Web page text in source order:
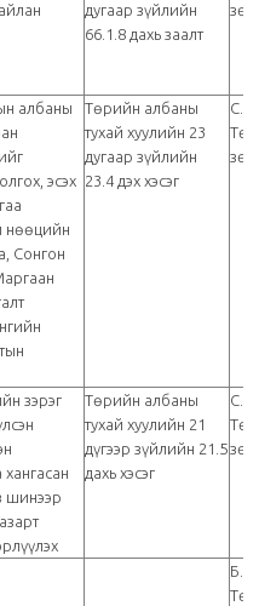
дугаар зүйлийн
66.1.8 дахь заалт
албаны
эсэх
нөөцийн
Сонгон
Төрийн албаны
тухай хуулийн 23
дугаар зүйлийн
23.4 дэх хэсэг
зэрэг
шинээр
Төрийн албаны
тухай хуулийн 21
дүгээр зүйлийн 21.5
дахь хэсэг